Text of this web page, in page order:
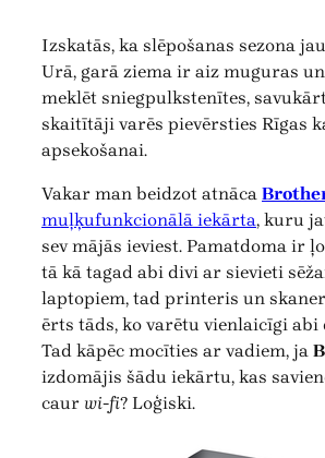
Izskatās, ka slēpošanas sezona
Urā, garā ziema ir aiz muguras
meklēt sniegpulkstenītes,
skaitītāji varēs pievērsties Rīgas
apsekošanai.
Vakar man beidzot atnāca
muļķufunkcionālā iekārta, kuru
sev mājās ieviest. Pamatdoma ir
tā kā tagad abi divi ar sievieti
laptopiem, tad printeris un
ērts tāds, ko varētu vienlaicīgi
Tad kāpēc mocīties ar vadiem, ja
izdomājis šādu iekārtu, kas
caur wi-fi? Loģiski.